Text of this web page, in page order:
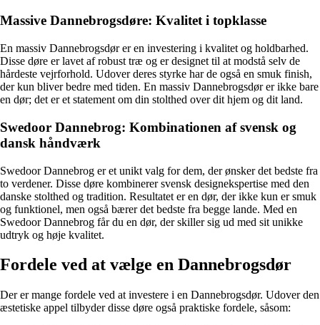
Massive Dannebrogsdøre: Kvalitet i topklasse
En massiv Dannebrogsdør er en investering i kvalitet og holdbarhed.
Disse døre er lavet af robust træ og er designet til at modstå selv de
hårdeste vejrforhold. Udover deres styrke har de også en smuk finish,
der kun bliver bedre med tiden. En massiv Dannebrogsdør er ikke bare
en dør; det er et statement om din stolthed over dit hjem og dit land.
Swedoor Dannebrog: Kombinationen af svensk og
dansk håndværk
Swedoor Dannebrog er et unikt valg for dem, der ønsker det bedste fra
to verdener. Disse døre kombinerer svensk designekspertise med den
danske stolthed og tradition. Resultatet er en dør, der ikke kun er smuk
og funktionel, men også bærer det bedste fra begge lande. Med en
Swedoor Dannebrog får du en dør, der skiller sig ud med sit unikke
udtryk og høje kvalitet.
Fordele ved at vælge en Dannebrogsdør
Der er mange fordele ved at investere i en Dannebrogsdør. Udover den
æstetiske appel tilbyder disse døre også praktiske fordele, såsom: